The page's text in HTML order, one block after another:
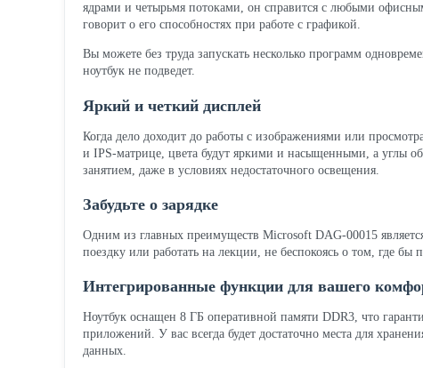
ядрами и четырьмя потоками, он справится с любыми
говорит о его способностях при работе с графикой.
Вы можете без труда запускать несколько программ
ноутбук не подведет.
Яркий и четкий дисплей
Когда дело доходит до работы с изображениями или
и IPS-матрице, цвета будут яркими и насыщенными, а углы
занятием, даже в условиях недостаточного освещения.
Забудьте о зарядке
Одним из главных преимуществ Microsoft DAG-00015
поездку или работать на лекции, не беспокоясь о том, где
Интегрированные функции для вашего
Ноутбук оснащен 8 ГБ оперативной памяти DDR3, что
приложений. У вас всегда будет достаточно места для
данных.